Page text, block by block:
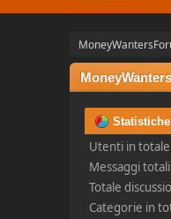
Utenti in
Messaggi
Totale
Categorie in